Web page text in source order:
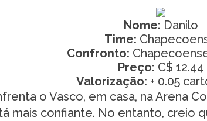
Nome: Danilo
Time:
Confronto:
Preço: C$ 12.44
Valorização: + 0.05
o Vasco, em casa, na Arena
mais confiante. No entanto, creio